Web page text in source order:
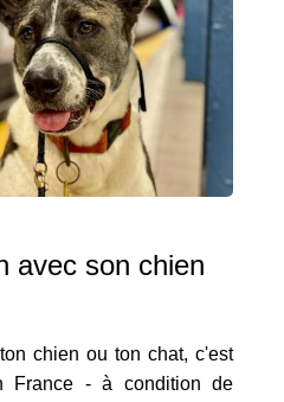
avec son chien
chien ou ton chat, c'est
France - à condition de